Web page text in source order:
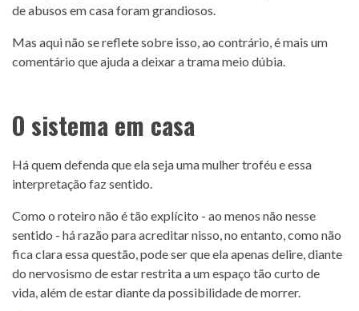
de abusos em casa foram grandiosos.
Mas aqui não se reflete sobre isso, ao contrário, é mais um
comentário que ajuda a deixar a trama meio dúbia.
O sistema em casa
Há quem defenda que ela seja uma mulher troféu e essa
interpretação faz sentido.
Como o roteiro não é tão explícito - ao menos não nesse
sentido - há razão para acreditar nisso, no entanto, como não
fica clara essa questão, pode ser que ela apenas delire, diante
do nervosismo de estar restrita a um espaço tão curto de
vida, além de estar diante da possibilidade de morrer.